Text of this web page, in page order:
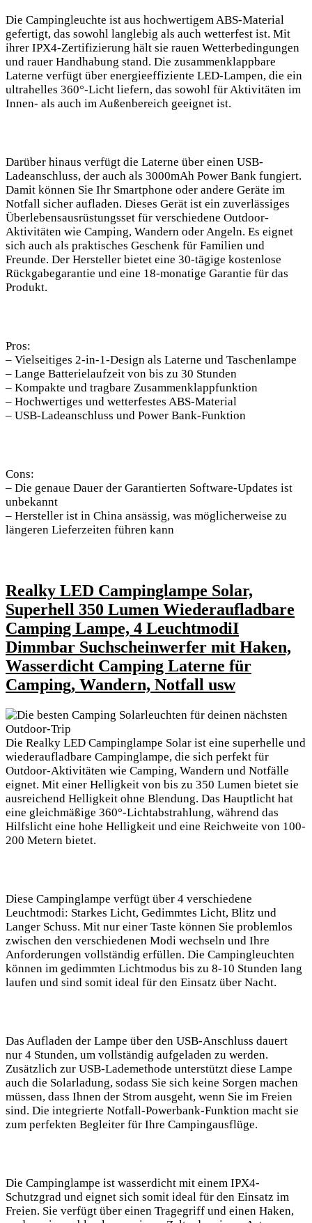
Die Campingleuchte ist aus hochwertigem ABS-Material
⁤gefertigt, das sowohl langlebig als auch wetterfest ist. Mit
ihrer IPX4-Zertifizierung‌ hält sie rauen Wetterbedingungen
und rauer Handhabung stand.‌ Die zusammenklappbare
Laterne verfügt über energieeffiziente LED-Lampen, die ein
ultrahelles⁣ 360°-Licht liefern, das sowohl für Aktivitäten‍ im
Innen- als auch im Außenbereich geeignet⁤ ist.
Darüber hinaus ‍verfügt ⁢die Laterne über einen⁣ USB-
Ladeanschluss, der auch als 3000mAh Power Bank fungiert.
Damit⁢ können Sie ​Ihr Smartphone oder andere Geräte im
Notfall sicher aufladen. Dieses Gerät ist ein zuverlässiges
⁣Überlebensausrüstungsset für verschiedene Outdoor-
Aktivitäten wie​ Camping, Wandern ‍oder⁢ Angeln. Es eignet
sich auch als praktisches ​Geschenk für Familien und
Freunde. Der Hersteller bietet⁢ eine 30-tägige kostenlose
Rückgabegarantie und eine 18-monatige‍ Garantie für das
Produkt.
Pros:
– ⁤Vielseitiges 2-in-1-Design ‍als Laterne und Taschenlampe
– Lange⁤ Batterielaufzeit von bis zu 30 Stunden
– Kompakte und tragbare⁢ Zusammenklappfunktion
– Hochwertiges und⁤ wetterfestes ABS-Material
– ⁣USB-Ladeanschluss und Power Bank-Funktion
Cons:
– Die genaue Dauer der Garantierten ‍Software-Updates ist
unbekannt
– Hersteller ist‍ in China ansässig, was möglicherweise ⁤zu
längeren Lieferzeiten führen kann
Realky LED‍ Campinglampe Solar,
Superhell 350 Lumen Wiederaufladbare
Camping Lampe, 4 LeuchtmodiI
Dimmbar Suchscheinwerfer mit Haken,
Wasserdicht Camping Laterne für
Camping, Wandern, Notfall usw
Die⁣ Realky LED Campinglampe Solar ist eine superhelle und‌
wiederaufladbare Campinglampe, die sich perfekt für
Outdoor-Aktivitäten wie Camping, Wandern und Notfälle
eignet. ‌Mit einer Helligkeit von bis zu 350 Lumen bietet sie
ausreichend Helligkeit ohne Blendung. Das Hauptlicht hat
eine gleichmäßige 360°-Lichtabstrahlung, während das
Hilfslicht eine hohe Helligkeit ​und ​eine Reichweite von 100-
200 Metern bietet.
Diese‌ Campinglampe verfügt über 4 verschiedene
Leuchtmodi: Starkes Licht, Gedimmtes Licht, Blitz‌ und
Langer Schuss.⁤ Mit nur einer Taste können Sie problemlos
zwischen ⁤den ⁤verschiedenen Modi wechseln und Ihre​
Anforderungen vollständig erfüllen. Die Campingleuchten
können ⁣im gedimmten Lichtmodus bis zu 8-10 Stunden lang
laufen und sind somit ideal für den Einsatz über Nacht.
Das Aufladen der Lampe über den USB-Anschluss dauert
nur 4 Stunden, um vollständig aufgeladen zu werden.
Zusätzlich zur USB-Lademethode unterstützt diese Lampe
auch die Solarladung, sodass Sie sich keine Sorgen ‍machen
müssen, dass Ihnen‍ der Strom ausgeht, wenn ⁤Sie im Freien
sind. Die integrierte Notfall-Powerbank-Funktion macht sie
zum perfekten Begleiter für Ihre Campingausflüge.
Die Campinglampe ist wasserdicht mit einem IPX4-
Schutzgrad und eignet sich ⁤somit ideal⁣ für den Einsatz im
Freien. Sie verfügt über einen Tragegriff und‍ einen Haken,